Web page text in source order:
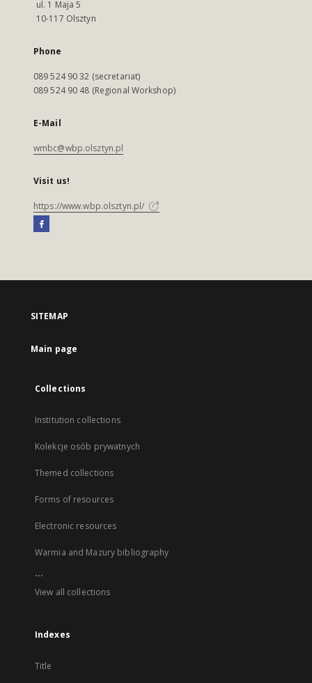
ul. 1 Maja 5
10-117 Olsztyn
Phone
089 524 90 32 (secretariat)
089 524 90 48 (Regional Workshop)
E-Mail
wmbc@wbp.olsztyn.pl
Visit us!
https://www.wbp.olsztyn.pl/
SITEMAP
Main page
Collections
Institution collections
Kolekcje osób prywatnych
Themed collections
Forms of resources
Electronic resources
Warmia and Mazury bibliography
...
View all collections
Indexes
Title